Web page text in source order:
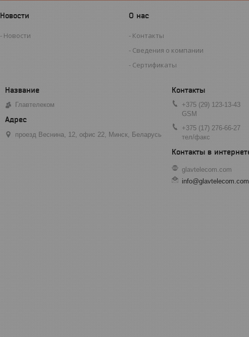
Новости
Новости
О нас
Контакты
Сведения о компании
Сертификаты
Главтелеком
проезд Веснина, 12, офис 22, Минск, Беларусь
+375 (29) 123-13-43
GSM
+375 (17) 276-66-27
тел/факс
glavtelecom.com
info@glavtelecom.com